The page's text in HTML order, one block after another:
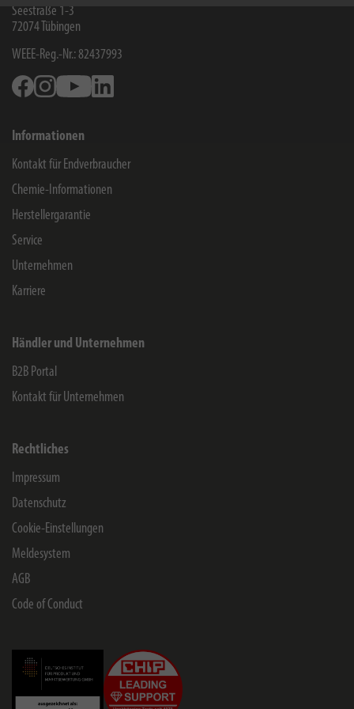
Seestraße 1-3
72074 Tübingen
WEEE-Reg.-Nr.: 82437993
FacebookInstagramYoutube
Informationen
Kontakt für Endverbraucher
Chemie-Informationen
Herstellergarantie
Service
Unternehmen
Karriere
Händler und Unternehmen
B2B Portal
Kontakt für Unternehmen
Rechtliches
Impressum
Datenschutz
Cookie-Einstellungen
Meldesystem
AGB
Code of Conduct